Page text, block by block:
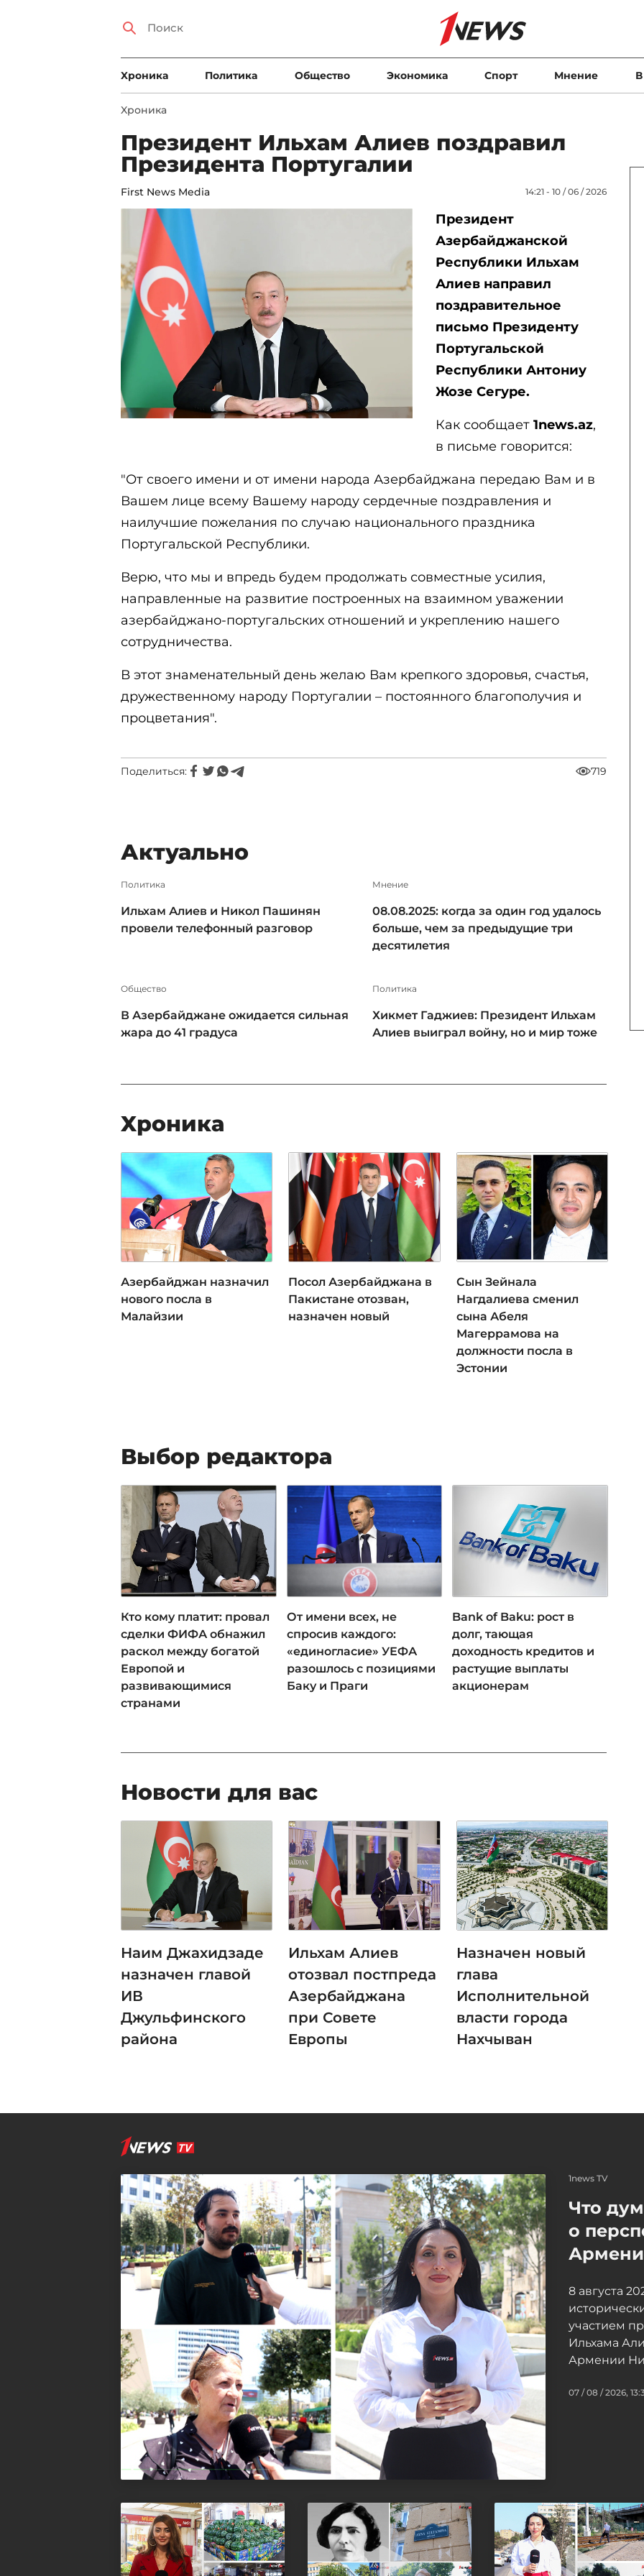
Xроника Политика Общество Экономика Спорт Мнение
Xроника
Президент Ильхам Алиев поздравил
Президента Португалии
First News Media 14:21 - 10 / 06 / 2026
Президент
Азербайджанской
Республики Ильхам
Алиев направил
поздравительное
письмо Президенту
Португальской
Республики Антониу
Жозе Сегуре.
Как сообщает 1news.az,
в письме говорится:
"От своего имени и от имени народа Азербайджана передаю Вам и в
Вашем лице всему Вашему народу сердечные поздравления и
наилучшие пожелания по случаю национального праздника
Португальской Республики.
Верю, что мы и впредь будем продолжать совместные усилия,
направленные на развитие построенных на взаимном уважении
азербайджано-португальских отношений и укреплению нашего
сотрудничества.
В этот знаменательный день желаю Вам крепкого здоровья, счастья,
дружественному народу Португалии – постоянного благополучия и
процветания".
Поделиться: 719
Актуально
Политика
Ильхам Алиев и Никол Пашинян
провели телефонный разговор
Мнение
08.08.2025: когда за один год удалось
больше, чем за предыдущие три
десятилетия
Общество
В Азербайджане ожидается сильная
жара до 41 градуса
Политика
Хикмет Гаджиев: Президент Ильхам
Алиев выиграл войну, но и мир тоже
Xроника
Азербайджан назначил
нового посла в
Малайзии
Посол Азербайджана в
Пакистане отозван,
назначен новый
Сын Зейнала
Нагдалиева сменил
сына Абеля
Магеррамова на
должности посла в
Эстонии
Выбор редактора
Кто кому платит: провал
сделки ФИФА обнажил
раскол между богатой
Европой и
развивающимися
странами
От имени всех, не
спросив каждого:
«единогласие» УЕФА
разошлось с позициями
Баку и Праги
Bank of Baku: рост в
долг, тающая
доходность кредитов и
растущие выплаты
акционерам
Новости для вас
Наим Джахидзаде
назначен главой
ИВ
Джульфинского
района
Ильхам Алиев
отозвал постпреда
Азербайджана
при Совете
Европы
Назначен новый
глава
Исполнительной
власти города
Нахчыван
1news TV
Что
о
8 августа
участием
Ильхама
Армении
07 / 08 / 2026,